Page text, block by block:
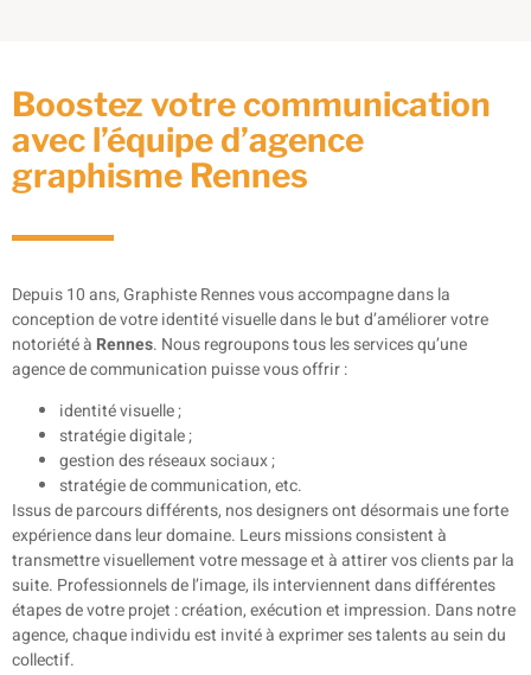
Boostez votre communication
avec l’équipe d’agence
graphisme Rennes
Depuis 10 ans,Graphiste Rennesvous accompagne dans la
conception de votre identité visuelle dans le but d’améliorer votre
notoriété à Rennes. Nous regroupons tous les services qu’une
agence de communication puisse vous offrir :
identité visuelle ;
stratégie digitale ;
gestion des réseaux sociaux ;
stratégie de communication, etc.
Issus de parcours différents, nos designers ont désormais une forte
expérience dans leur domaine. Leurs missions consistent à
transmettre visuellement votre message et à attirer vos clients par la
suite. Professionnels de l’image, ils interviennent dans différentes
étapes de votre projet : création, exécution et impression. Dans notre
agence, chaque individu est invité à exprimer ses talents au sein du
collectif.